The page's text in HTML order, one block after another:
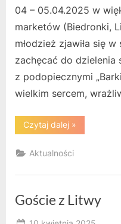
04 – 05.04.2025 w
marketów (Biedronki,
młodzież zjawiła się
zachęcać do
z podopiecznymi
wielkim sercem,
Czytaj dalej“Wolontariusze
CKZiU
raz
kolejny
Świąteczną
»
Aktualności
Goście z Litwy